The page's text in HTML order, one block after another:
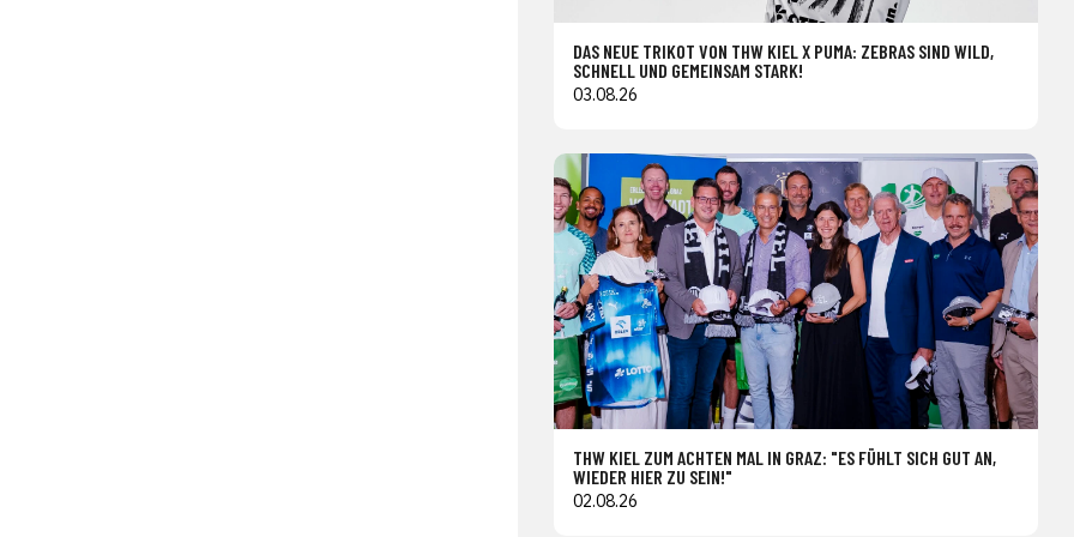
DAS NEUE TRIKOT VON THW KIEL X PUMA: ZEBRAS SIND WILD,
SCHNELL UND GEMEINSAM STARK!
03.08.26
THW KIEL ZUM ACHTEN MAL IN GRAZ: "ES FÜHLT SICH GUT AN,
WIEDER HIER ZU SEIN!"
02.08.26